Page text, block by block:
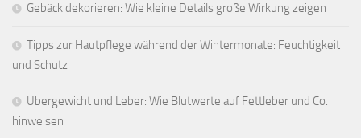
Gebäck dekorieren: Wie kleine Details große Wirkung zeigen
Tipps zur Hautpflege während der Wintermonate: Feuchtigkeit
und Schutz
Übergewicht und Leber: Wie Blutwerte auf Fettleber und Co.
hinweisen